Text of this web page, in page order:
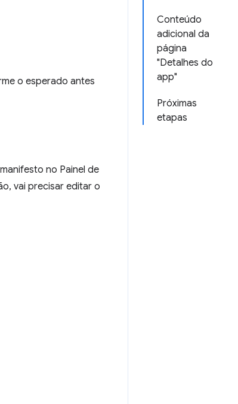
Conteúdo
adicional da
página
"Detalhes do
app"
Próximas
etapas
o esperado antes
no Painel de
vai precisar editar o